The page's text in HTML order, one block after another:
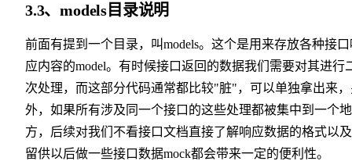
3.3、models目录说明
前面有提到一个目录，叫models。这个是用来存放各种接
应内容的model。有时候接口返回的数据我们需要对其进行
次处理，而这部分代码通常都比较"脏"，可以单独拿出来
外，如果所有涉及同一个接口的这些处理都被集中到一个地
方，后续对我们不看接口文档直接了解响应数据的格式以
留供以后做一些接口数据mock都会带来一定的便利性。